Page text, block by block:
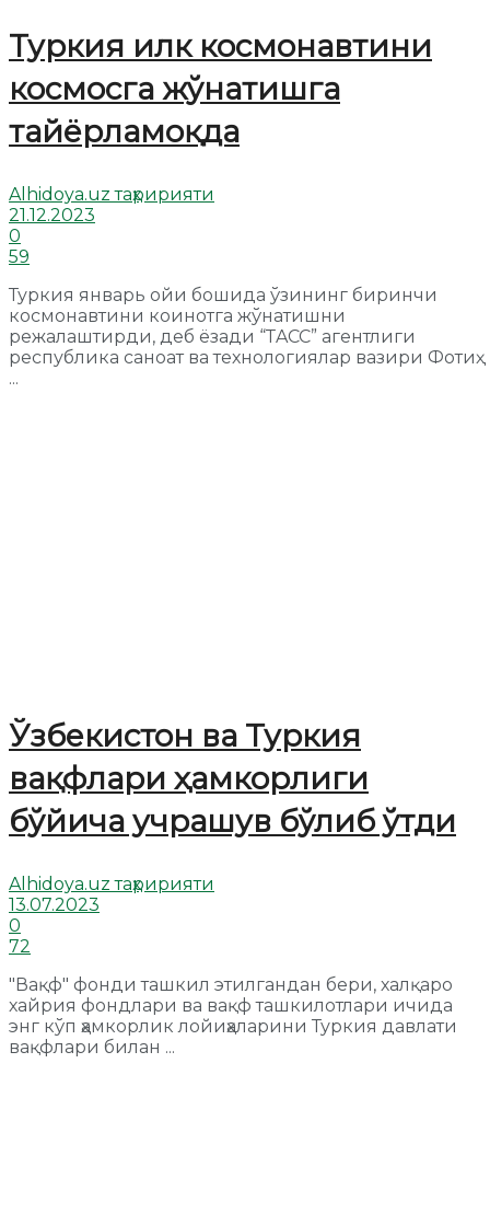
Туркия илк космонавтини
космосга жўнатишга
тайёрламоқда
Alhidoya.uz таҳририяти
21.12.2023
0
59
Туркия январь ойи бошида ўзининг биринчи
космонавтини коинотга жўнатишни
режалаштирди, деб ёзади “ТAСС” агентлиги
республика саноат ва технологиялар вазири Фотиҳ
...
Ўзбекистон ва Туркия
вақфлари ҳамкорлиги
бўйича учрашув бўлиб ўтди
Alhidoya.uz таҳририяти
13.07.2023
0
72
"Вақф" фонди ташкил этилгандан бери, халқаро
хайрия фондлари ва вақф ташкилотлари ичида
энг кўп ҳамкорлик лойиҳаларини Туркия давлати
вақфлари билан ...